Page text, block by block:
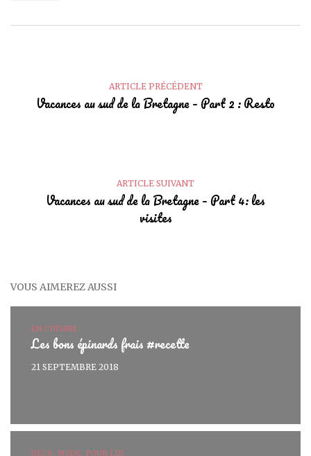
ARTICLE PRÉCÉDENT
Vacances au sud de la Bretagne – Part 2 : Resto
ARTICLE SUIVANT
Vacances au sud de la Bretagne – Part 4: les
visites
VOUS AIMEREZ AUSSI
EN CUISINE
Les bons épinards frais #recette
21 SEPTEMBRE 2018
DÉCO, MODE, POUR LUI